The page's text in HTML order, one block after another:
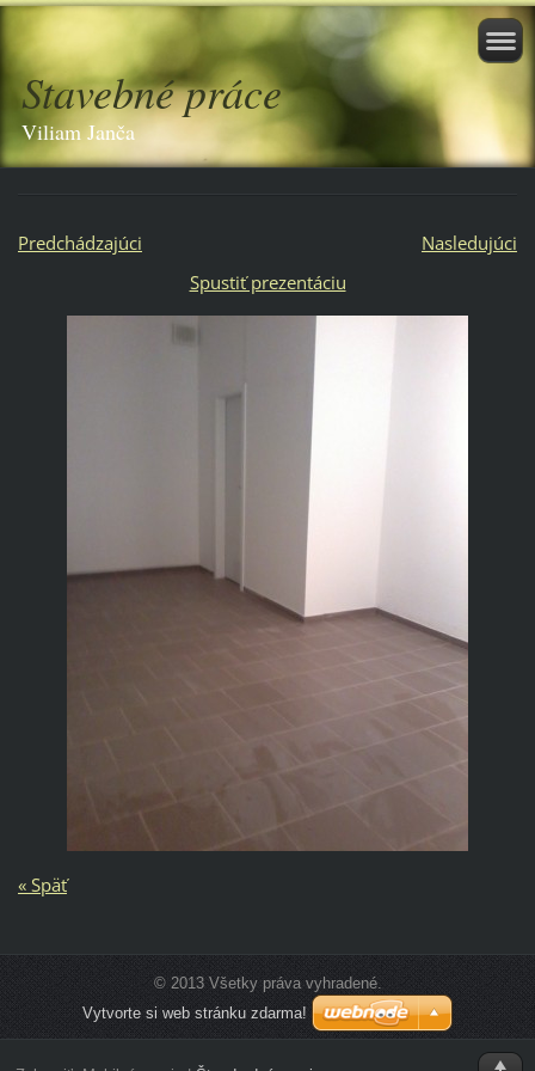
Stavebné práce
Viliam Janča
Predchádzajúci
Nasledujúci
Spustiť prezentáciu
« Späť
© 2013 Všetky práva vyhradené.
Vytvorte si web stránku zdarma!